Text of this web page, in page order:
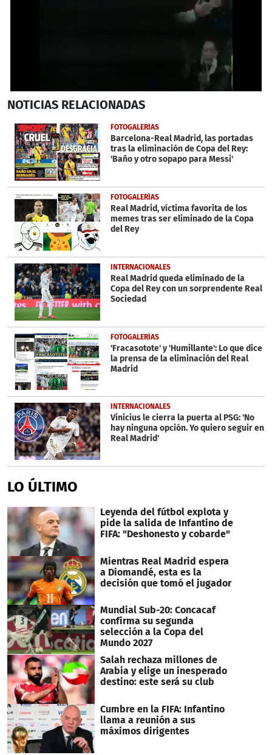
seconds
38
seconds
NOTICIAS RELACIONADAS
FOTOGALERÍAS
Barcelona-Real Madrid, las portadas
tras la eliminación de Copa del Rey:
'Baño y otro sopapo para Messi'
FOTOGALERÍAS
Real Madrid, víctima favorita de los
memes tras ser eliminado de la Copa
del Rey
INTERNACIONALES
Real Madrid queda eliminado de la
Copa del Rey con un sorprendente Real
Sociedad
FOTOGALERÍAS
'Fracasotote' y 'Humillante': Lo que dice
la prensa de la eliminación del Real
Madrid
INTERNACIONALES
Vinicius le cierra la puerta al PSG: 'No
hay ninguna opción. Yo quiero seguir en
Real Madrid'
LO ÚLTIMO
Leyenda del fútbol explota y
pide la salida de Infantino de
FIFA: "Deshonesto y cobarde"
Mientras Real Madrid espera
a Diomandé, esta es la
decisión que tomó el jugador
Mundial Sub-20: Concacaf
confirma su segunda
selección a la Copa del
Mundo 2027
Salah rechaza millones de
Arabia y elige un inesperado
destino: este será su club
Cumbre en la FIFA: Infantino
llama a reunión a sus
máximos dirigentes